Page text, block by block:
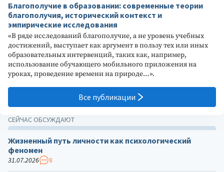
Благополучие в образовании: современные теории
благополучия, исторический контекст и
эмпирические исследования
«В ряде исследований благополучие, а не уровень учебных
достижений, выступает как аргумент в пользу тех или иных
образовательных интервенций, таких как, например,
использование обучающего мобильного приложения на
уроках, проведение времени на природе…».
Все публикации
СЕЙЧАС ОБСУЖДАЮТ
Жизненный путь личности как психологический
феномен
31.07.2026 8